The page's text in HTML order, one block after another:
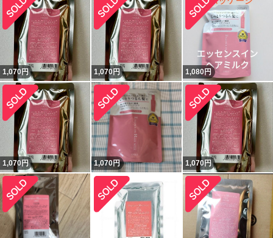
1,070円 1,070円 1,080円
1,070円 1,070円 1,070円